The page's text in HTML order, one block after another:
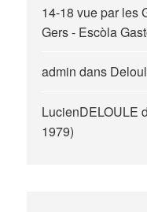
14-18 vue par les
Gers - Escòla
admin dans
LucienDELOULE
1979)